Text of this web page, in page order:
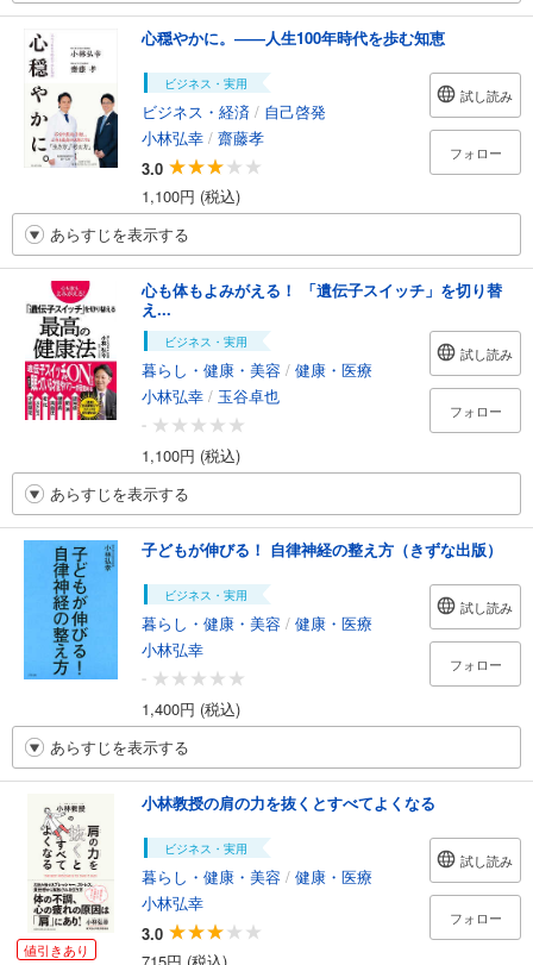
心穏やかに。――人生100年時代を歩む知恵
ビジネス・実用
ビジネス・経済 / 自己啓発
小林弘幸 / 齋藤孝
3.0
1,100円 (税込)
試し読み
フォロー
あらすじを表示する
心も体もよみがえる！ 「遺伝子スイッチ」を切り替
え...
ビジネス・実用
暮らし・健康・美容 / 健康・医療
小林弘幸 / 玉谷卓也
-
1,100円 (税込)
試し読み
フォロー
あらすじを表示する
子どもが伸びる！ 自律神経の整え方（きずな出版）
ビジネス・実用
暮らし・健康・美容 / 健康・医療
小林弘幸
-
1,400円 (税込)
試し読み
フォロー
あらすじを表示する
値引きあり
小林教授の肩の力を抜くとすべてよくなる
ビジネス・実用
暮らし・健康・美容 / 健康・医療
小林弘幸
3.0
試し読み
フォロー